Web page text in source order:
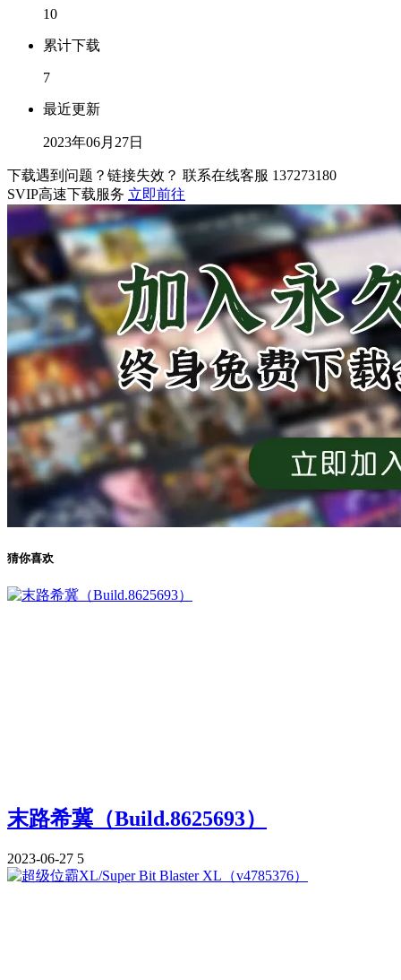
10
累计下载
7
最近更新
2023年06月27日
下载遇到问题？链接失效？ 联系在线客服 137273180
SVIP高速下载服务 立即前往
猜你喜欢
末路希冀（Build.8625693）
2023-06-27 5